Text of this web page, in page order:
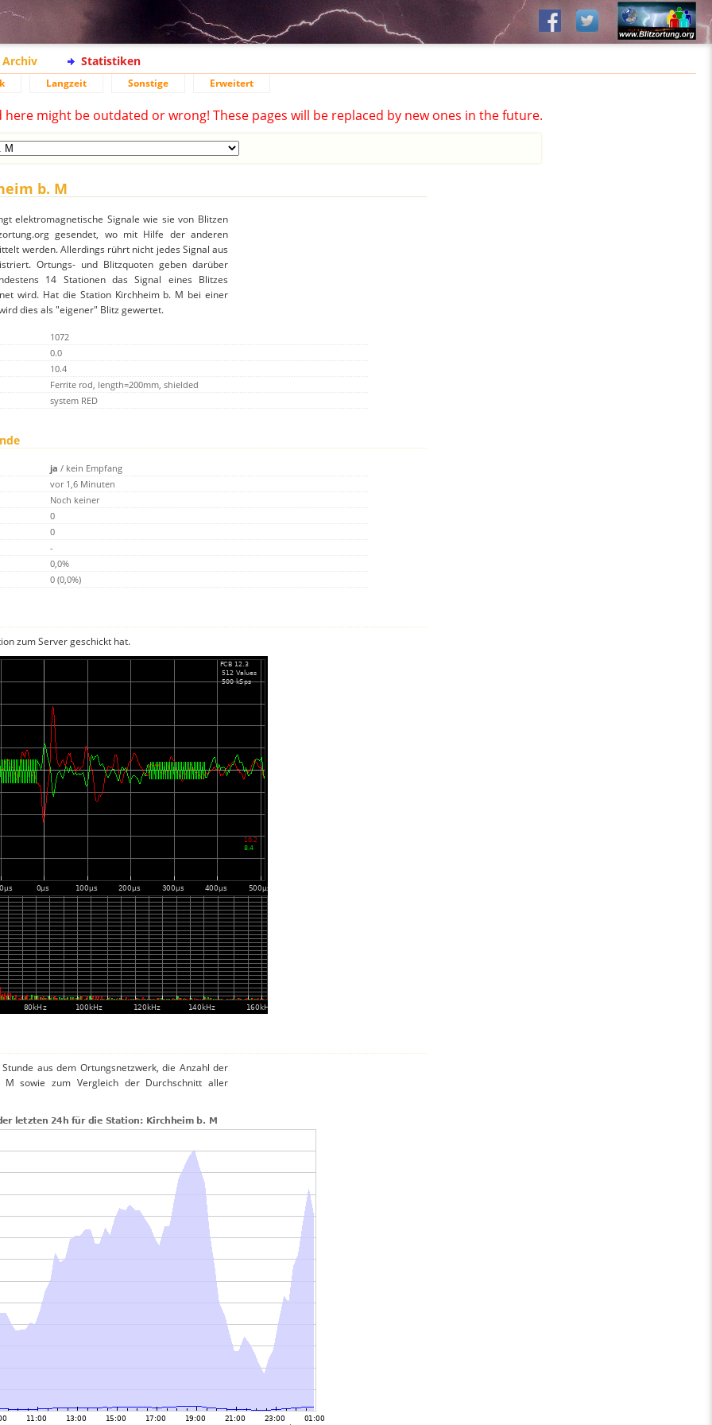
Archiv Statistiken
Langzeit Sonstige Erweitert
might be outdated or wrong! These pages will be replaced by new ones in the future.
b. M
elektromagnetische Signale wie sie von Blitzen
gesendet, wo mit Hilfe der anderen
werden. Allerdings rührt nicht jedes Signal aus
Ortungs- und Blitzquoten geben darüber
14 Stationen das Signal eines Blitzes
wird. Hat die Station Kirchheim b. M bei einer
dies als "eigener" Blitz gewertet.
1072
0.0
10.4
Ferrite rod, length=200mm, shielded
system RED
ja / kein Empfang
vor 1,6 Minuten
Noch keiner
0
0
-
0,0%
0 (0,0%)
zum Server geschickt hat.
aus dem Ortungsnetzwerk, die Anzahl der
sowie zum Vergleich der Durchschnitt aller